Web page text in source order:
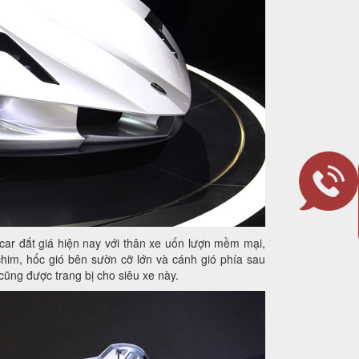
đắt giá hiện nay với thân xe uốn lượn mềm mại,
hốc gió bên sườn cỡ lớn và cánh gió phía sau
được trang bị cho siêu xe này.